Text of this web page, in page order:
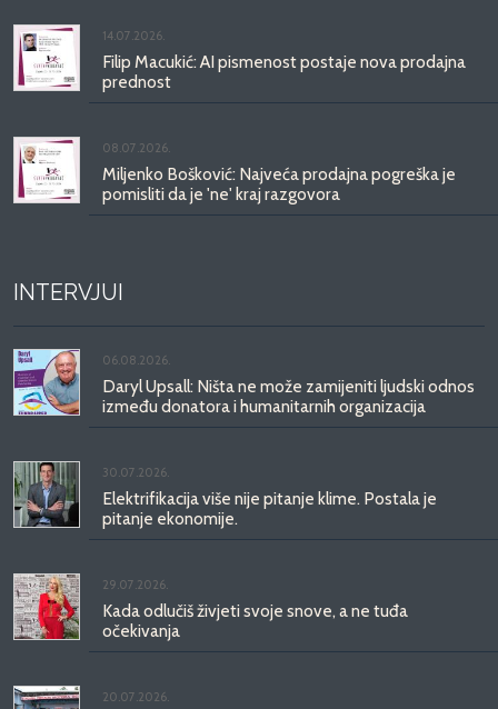
14.07.2026.
Filip Macukić: AI pismenost postaje nova prodajna
prednost
08.07.2026.
Miljenko Bošković: Najveća prodajna pogreška je
pomisliti da je 'ne' kraj razgovora
INTERVJUI
06.08.2026.
Daryl Upsall: Ništa ne može zamijeniti ljudski odnos
između donatora i humanitarnih organizacija
30.07.2026.
Elektrifikacija više nije pitanje klime. Postala je
pitanje ekonomije.
29.07.2026.
Kada odlučiš živjeti svoje snove, a ne tuđa
očekivanja
20.07.2026.